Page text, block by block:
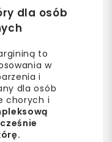
dla osób
to
w
i
dla osób
chorych i